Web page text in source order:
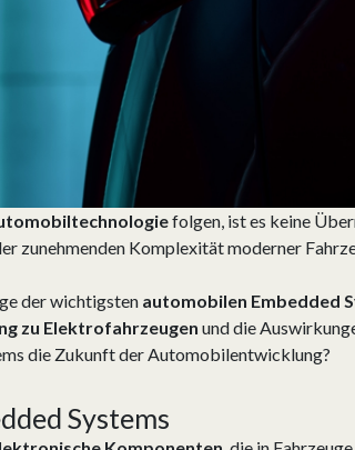
folgen, ist es keine
zunehmenden Komplexität moderner
der wichtigsten automobilen Embedded
zu Elektrofahrzeugen und die
die Zukunft der Automobilentwicklung?
Systems